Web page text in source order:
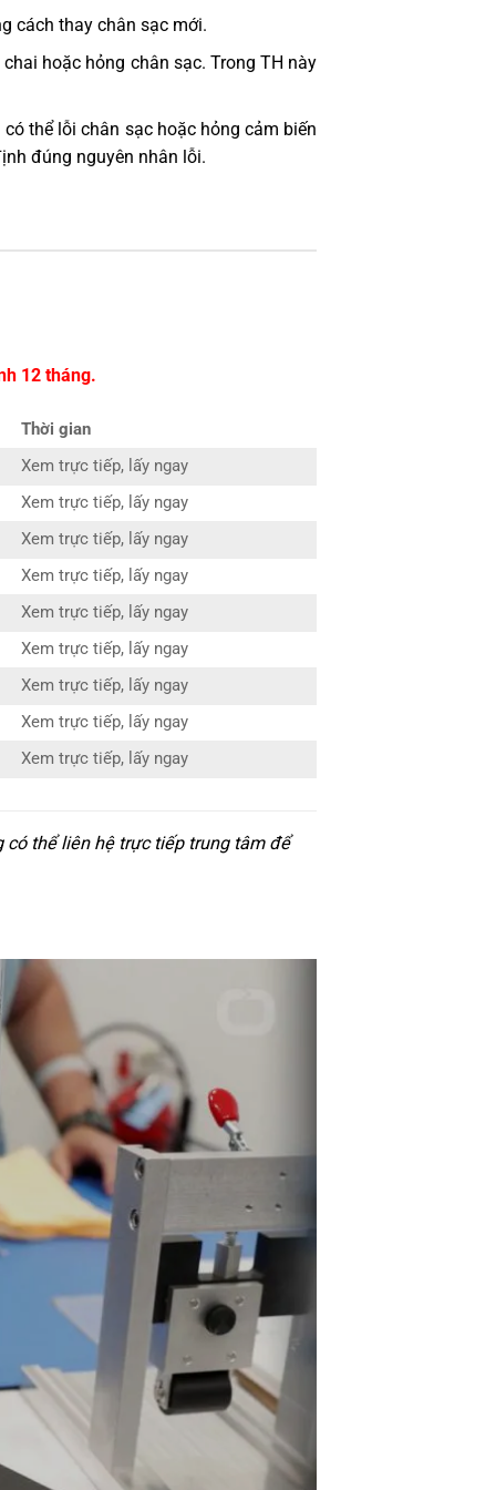
cách thay chân sạc mới.
hoặc hỏng chân sạc. Trong TH này
thể lỗi chân sạc hoặc hỏng cảm biến
đúng nguyên nhân lỗi.
12 tháng.
Thời gian
Xem trực tiếp, lấy ngay
Xem trực tiếp, lấy ngay
Xem trực tiếp, lấy ngay
Xem trực tiếp, lấy ngay
Xem trực tiếp, lấy ngay
Xem trực tiếp, lấy ngay
Xem trực tiếp, lấy ngay
Xem trực tiếp, lấy ngay
Xem trực tiếp, lấy ngay
thể liên hệ trực tiếp trung tâm để